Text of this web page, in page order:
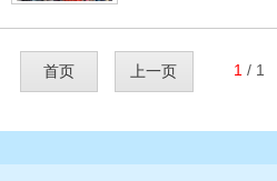
首页 上一页 1 / 1